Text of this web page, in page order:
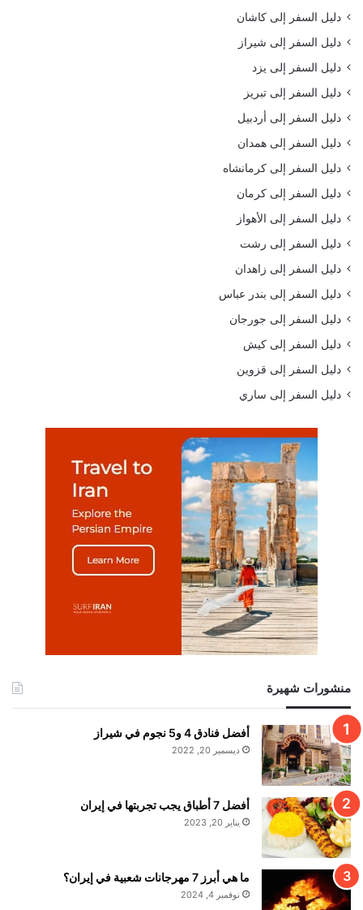
دليل السفر إلى كاشان
دليل السفر إلى شيراز
دليل السفر إلى يزد
دليل السفر إلى تبريز
دليل السفر إلى أردبيل
دليل السفر إلى همدان
دليل السفر إلى كرمانشاه
دليل السفر إلى كرمان
دليل السفر إلى الأهواز
دليل السفر إلى رشت
دليل السفر إلى زاهدان
دليل السفر إلى بندر عباس
دليل السفر إلى جورجان
دليل السفر إلى كيش
دليل السفر إلى قزوين
دليل السفر إلى ساري
منشورات شهيرة
أفضل فنادق 4 و5 نجوم في شيراز
ديسمبر 20, 2022
أفضل 7 أطباق يجب تجربتها في إيران
يناير 20, 2023
ما هي أبرز 7 مهرجانات شعبية في إيران؟
نوفمبر 4, 2024